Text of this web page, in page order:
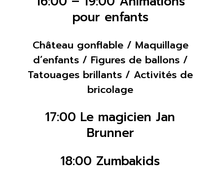
pour enfants
Château gonflable / Maquillage
d’enfants / Figures de ballons /
Tatouages brillants / Activités de
bricolage
17:00 Le magicien Jan
Brunner
18:00 Zumbakids